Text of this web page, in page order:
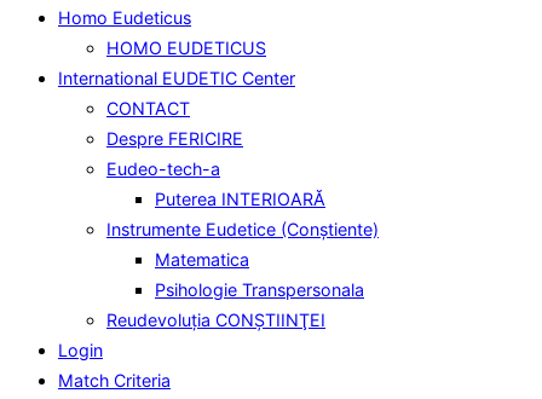
Homo Eudeticus
HOMO EUDETICUS
International EUDETIC Center
CONTACT
Despre FERICIRE
Eudeo-tech-a
Puterea INTERIOARĂ
Instrumente Eudetice (Conştiente)
Matematica
Psihologie Transpersonala
Reudevoluţia CONŞTIINŢEI
Login
Match Criteria